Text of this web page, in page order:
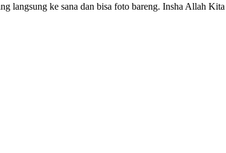
langsung ke sana dan bisa foto bareng. Insha Allah Kita